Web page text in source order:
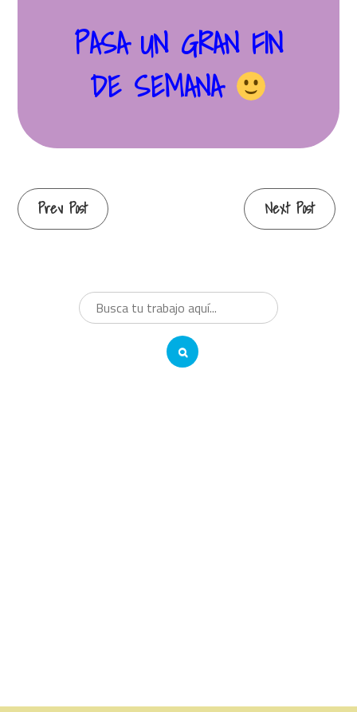
PASA UN GRAN FIN
DE SEMANA
Continue
Prev Post Next Post